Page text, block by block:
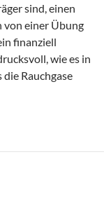
sind, einen
von einer Übung
finanziell
wie es in
die Rauchgase